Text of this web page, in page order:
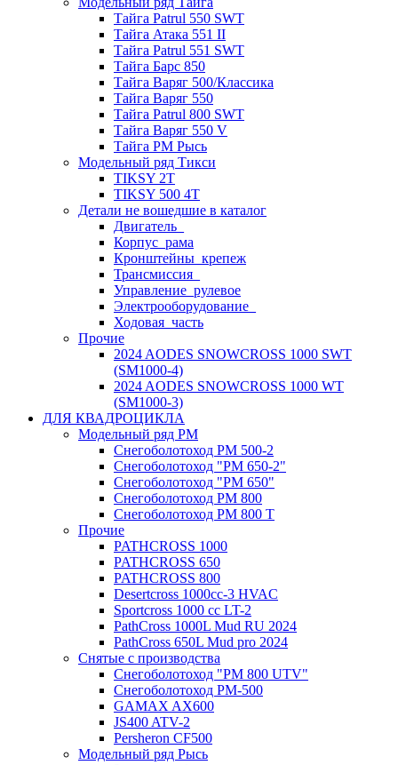
Тайга Patrul 550 SWT
Тайга Атака 551 II
Тайга Patrul 551 SWT
Тайга Барс 850
Тайга Варяг 500/Классика
Тайга Варяг 550
Тайга Patrul 800 SWT
Тайга Варяг 550 V
Тайга РМ Рысь
Модельный ряд Тикси
TIKSY 2T
TIKSY 500 4T
Детали не вошедшие в каталог
Двигатель_
Корпус_рама
Кронштейны_крепеж
Трансмиссия_
Управление_рулевое
Электрооборудование_
Ходовая_часть
Прочие
2024 AODES SNOWCROSS 1000 SWT
(SM1000-4)
2024 AODES SNOWCROSS 1000 WT
(SM1000-3)
ДЛЯ КВАДРОЦИКЛА
Модельный ряд РМ
Снегоболотоход РМ 500-2
Снегоболотоход "РМ 650-2"
Снегоболотоход "РМ 650"
Снегоболотоход РМ 800
Снегоболотоход РМ 800 Т
Прочие
PATHCROSS 1000
PATHCROSS 650
PATHCROSS 800
Desertcross 1000cc-3 HVAC
Sportcross 1000 cc LT-2
PathCross 1000L Mud RU 2024
PathCross 650L Mud pro 2024
Снятые с производства
Снегоболотоход "РМ 800 UTV"
Снегоболотоход РМ-500
GAMAX AX600
JS400 ATV-2
Persheron CF500
Модельный ряд Рысь